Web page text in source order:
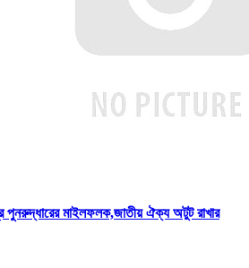
মাইলফলক,জাতীয় ঐক্য অটুট রাখার